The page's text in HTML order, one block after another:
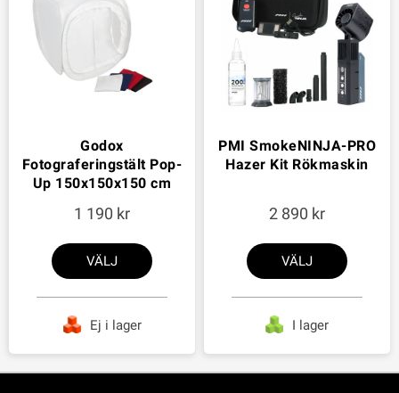
Godox
Fotograferingstält Pop-
Up 150x150x150 cm
1 190
VÄLJ
Ej i lager
PMI SmokeNINJA-PRO
Hazer Kit Rökmaskin
2 890
VÄLJ
I lager